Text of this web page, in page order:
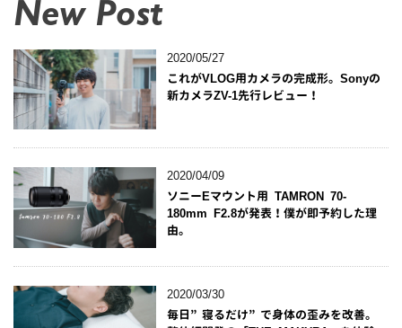
New Post
2020/05/27
これがVLOG用カメラの完成形。Sonyの
新カメラZV-1先行レビュー！
2020/04/09
ソニーEマウント用 TAMRON 70-
180mm F2.8が発表！僕が即予約した理
由。
2020/03/30
毎日”寝るだけ”で身体の歪みを改善。